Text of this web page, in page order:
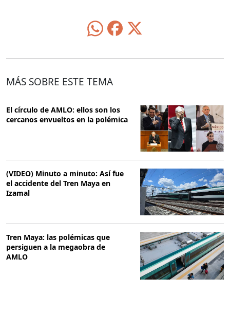
MÁS SOBRE ESTE TEMA
El círculo de AMLO: ellos son los
cercanos envueltos en la polémica
(VIDEO) Minuto a minuto: Así fue
el accidente del Tren Maya en
Izamal
Tren Maya: las polémicas que
persiguen a la megaobra de
AMLO